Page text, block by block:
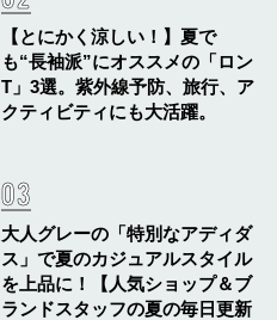
【とにかく涼しい！】夏で
も“長袖派”にオススメの「ロン
T」3選。紫外線予防、旅行、ア
クティビティにも大活躍。
大人グレーの「特別なアディダ
ス」で夏のカジュアルスタイル
を上品に！【人気ショップ＆ブ
ランドスタッフの夏の毎日更新